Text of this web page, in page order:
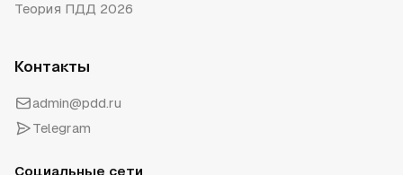
Теория ПДД 2026
Контакты
admin@pdd.ru
Telegram
Социальные сети